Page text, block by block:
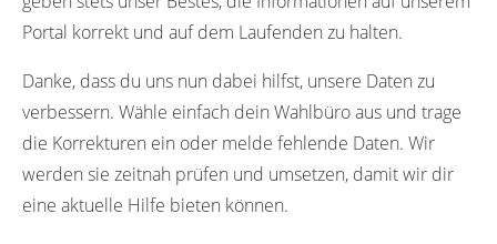
Portal korrekt und auf dem Laufenden zu halten.
Danke, dass du uns nun dabei hilfst, unsere Daten zu
verbessern. Wähle einfach dein Wahlbüro aus und trage
die Korrekturen ein oder melde fehlende Daten. Wir
werden sie zeitnah prüfen und umsetzen, damit wir dir
eine aktuelle Hilfe bieten können.